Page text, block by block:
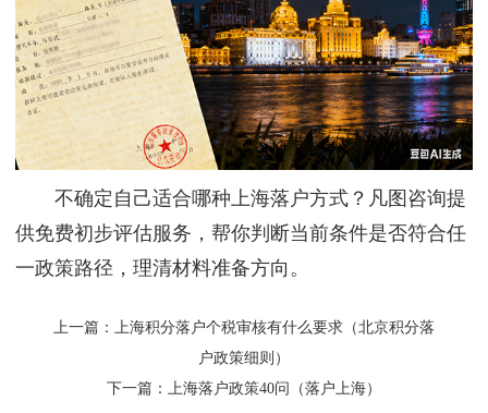
不确定自己适合哪种上海落户方式？凡图咨询提
供免费初步评估服务，帮你判断当前条件是否符合任
一政策路径，理清材料准备方向。
上一篇：
上海积分落户个税审核有什么要求（北京积分落
户政策细则）
下一篇：
上海落户政策40问（落户上海）